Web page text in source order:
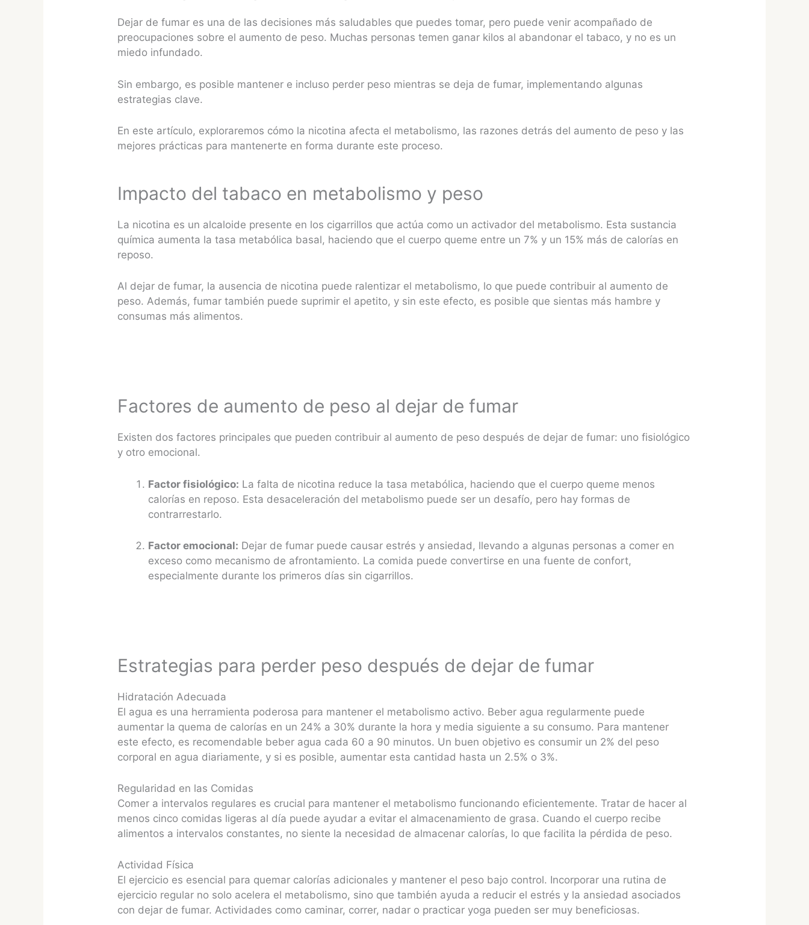
Dejar de fumar es una de las decisiones más saludables que puedes tomar, pero puede venir acompañado de
preocupaciones sobre el aumento de peso. Muchas personas temen ganar kilos al abandonar el tabaco, y no es un
miedo infundado.
Sin embargo, es posible mantener e incluso perder peso mientras se deja de fumar, implementando algunas
estrategias clave.
En este artículo, exploraremos cómo la nicotina afecta el metabolismo, las razones detrás del aumento de peso y las
mejores prácticas para mantenerte en forma durante este proceso.
Impacto del tabaco en metabolismo y peso
La nicotina es un alcaloide presente en los cigarrillos que actúa como un activador del metabolismo. Esta sustancia
química aumenta la tasa metabólica basal, haciendo que el cuerpo queme entre un 7% y un 15% más de calorías en
reposo.
Al dejar de fumar, la ausencia de nicotina puede ralentizar el metabolismo, lo que puede contribuir al aumento de
peso. Además, fumar también puede suprimir el apetito, y sin este efecto, es posible que sientas más hambre y
consumas más alimentos.
Factores de aumento de peso al dejar de fumar
Existen dos factores principales que pueden contribuir al aumento de peso después de dejar de fumar: uno fisiológico
y otro emocional.
Factor fisiológico: La falta de nicotina reduce la tasa metabólica, haciendo que el cuerpo queme menos
calorías en reposo. Esta desaceleración del metabolismo puede ser un desafío, pero hay formas de
contrarrestarlo.
Factor emocional: Dejar de fumar puede causar estrés y ansiedad, llevando a algunas personas a comer en
exceso como mecanismo de afrontamiento. La comida puede convertirse en una fuente de confort,
especialmente durante los primeros días sin cigarrillos.
Estrategias para perder peso después de dejar de fumar
Hidratación Adecuada
El agua es una herramienta poderosa para mantener el metabolismo activo. Beber agua regularmente puede
aumentar la quema de calorías en un 24% a 30% durante la hora y media siguiente a su consumo. Para mantener
este efecto, es recomendable beber agua cada 60 a 90 minutos. Un buen objetivo es consumir un 2% del peso
corporal en agua diariamente, y si es posible, aumentar esta cantidad hasta un 2.5% o 3%.
Regularidad en las Comidas
Comer a intervalos regulares es crucial para mantener el metabolismo funcionando eficientemente. Tratar de hacer al
menos cinco comidas ligeras al día puede ayudar a evitar el almacenamiento de grasa. Cuando el cuerpo recibe
alimentos a intervalos constantes, no siente la necesidad de almacenar calorías, lo que facilita la pérdida de peso.
Actividad Física
El ejercicio es esencial para quemar calorías adicionales y mantener el peso bajo control. Incorporar una rutina de
ejercicio regular no solo acelera el metabolismo, sino que también ayuda a reducir el estrés y la ansiedad asociados
con dejar de fumar. Actividades como caminar, correr, nadar o practicar yoga pueden ser muy beneficiosas.